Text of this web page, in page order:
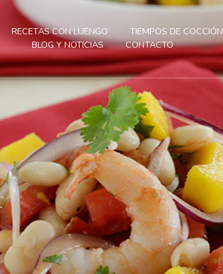
RECETAS CON LUENGO TIEMPOS DE COCCIÓN
BLOG Y NOTICIAS
CONTACTO